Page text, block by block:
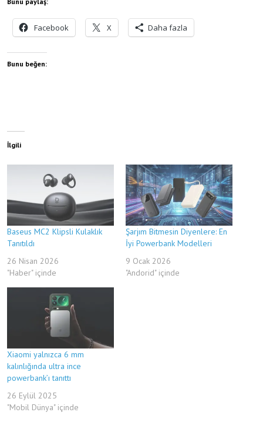
Facebook X Daha fazla
Bunu beğen:
İlgili
Baseus MC2 Klipsli Kulaklık
Tanıtıldı
26 Nisan 2026
"Haber" içinde
Şarjım Bitmesin Diyenlere: En
İyi Powerbank Modelleri
9 Ocak 2026
"Andorid" içinde
Xiaomi yalnızca 6 mm
kalınlığında ultra ince
powerbank’ı tanıttı
26 Eylül 2025
"Mobil Dünya" içinde